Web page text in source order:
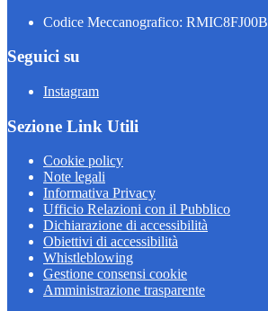
Codice Meccanografico: RMIC8FJ00B
Seguici su
Instagram
Sezione Link Utili
Cookie policy
Note legali
Informativa Privacy
Ufficio Relazioni con il Pubblico
Dichiarazione di accessibilità
Obiettivi di accessibilità
Whistleblowing
Gestione consensi cookie
Amministrazione trasparente